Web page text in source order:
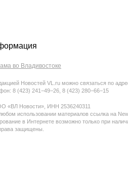
во Владивостоке
Новостей VL.ru можно связаться по
8 (423) 241−49−26, 8 (423) 280−66−15
«ВЛ Новости», ИНН 2536240311
использовании материалов ссылка на
в Интернете возможно только при
защищены.